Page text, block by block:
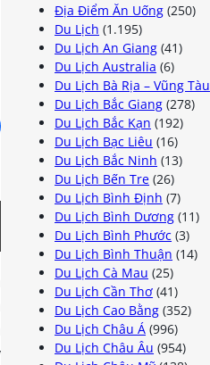
Địa Điểm Ăn Uống (250)
Du Lịch (1.195)
Du Lịch An Giang (41)
Du Lịch Australia (6)
Du Lịch Bà Rịa – Vũng Tàu
Du Lịch Bắc Giang (278)
Du Lịch Bắc Kạn (192)
Du Lịch Bạc Liêu (16)
Du Lịch Bắc Ninh (13)
Du Lịch Bến Tre (26)
Du Lịch Bình Định (7)
Du Lịch Bình Dương (11)
Du Lịch Bình Phước (3)
Du Lịch Bình Thuận (14)
Du Lịch Cà Mau (25)
Du Lịch Cần Thơ (41)
Du Lịch Cao Bằng (352)
Du Lịch Châu Á (996)
Du Lịch Châu Âu (954)